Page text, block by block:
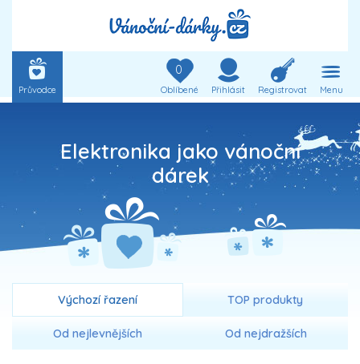
Průvodce
0
Oblíbené Přihlásit Registrovat Menu
Elektronika jako vánoční
dárek
Výchozí řazení TOP produkty
Od nejlevnějších Od nejdražších